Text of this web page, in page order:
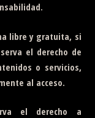
libre y gratuita, si
el derecho de
o servicios,
al acceso.
el derecho a